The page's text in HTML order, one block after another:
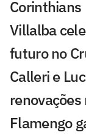
Corinthians
Villalba
futuro no
Calleri e
renovações
Flamengo